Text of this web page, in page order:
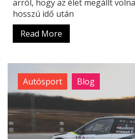
arról, hogy az élet megállt
hosszú idő után
Read More
Autósport Blog